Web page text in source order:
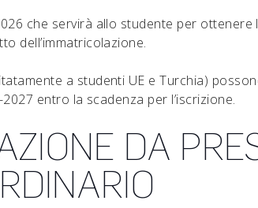
che servirà allo studente per
dell’immatricolazione.
a studenti UE e Turchia)
entro la scadenza per l’iscrizione.
DA